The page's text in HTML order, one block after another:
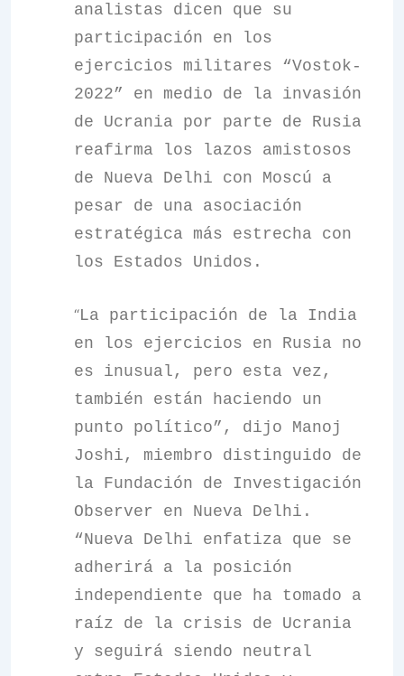
analistas dicen que su
participación en los
ejercicios militares “Vostok-
2022” en medio de la invasión
de Ucrania por parte de Rusia
reafirma los lazos amistosos
de Nueva Delhi con Moscú a
pesar de una asociación
estratégica más estrecha con
los Estados Unidos.
“La participación de la India
en los ejercicios en Rusia no
es inusual, pero esta vez,
también están haciendo un
punto político”, dijo Manoj
Joshi, miembro distinguido de
la Fundación de Investigación
Observer en Nueva Delhi.
“Nueva Delhi enfatiza que se
adherirá a la posición
independiente que ha tomado a
raíz de la crisis de Ucrania
y seguirá siendo neutral